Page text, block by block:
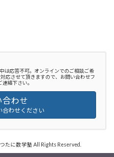
は応答不可。オンラインでのご相談ご希
応させて頂きますので、お問い合わせフ
絡下さい。
合わせ
合わせください
たに数学塾 All Rights Reserved.